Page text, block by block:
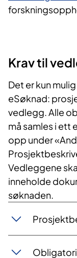
Krav til
Det er kun
eSøknad:
vedlegg. Alle
må samles i ett
opp under
Vedleggene
inneholde
søknaden.